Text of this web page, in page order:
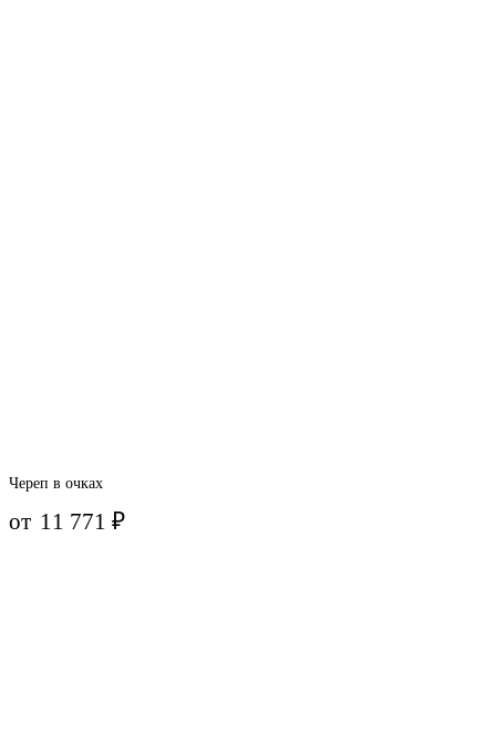
Череп в очках
от 11 771₽